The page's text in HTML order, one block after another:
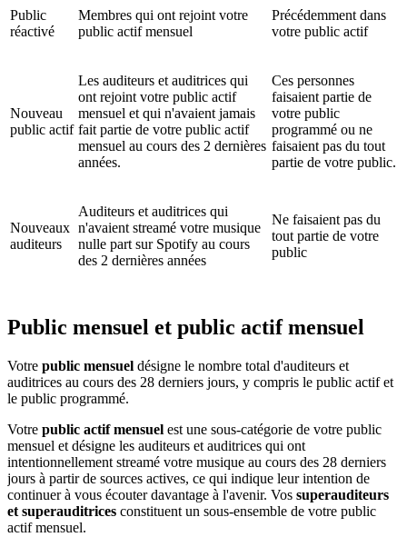
Public
réactivé
Membres qui ont rejoint votre
public actif mensuel
Précédemment dans
votre public actif
Nouveau
public actif
Les auditeurs et auditrices qui
ont rejoint votre public actif
mensuel et qui n'avaient jamais
fait partie de votre public actif
mensuel au cours des 2 dernières
années.
Ces personnes
faisaient partie de
votre public
programmé ou ne
faisaient pas du tout
partie de votre public.
Nouveaux
auditeurs
Auditeurs et auditrices qui
n'avaient streamé votre musique
nulle part sur Spotify au cours
des 2 dernières années
Ne faisaient pas du
tout partie de votre
public
Public mensuel et public actif mensuel
Votre public mensuel désigne le nombre total d'auditeurs et
auditrices au cours des 28 derniers jours, y compris le public actif et
le public programmé.
Votre public actif mensuel est une sous-catégorie de votre public
mensuel et désigne les auditeurs et auditrices qui ont
intentionnellement streamé votre musique au cours des 28 derniers
jours à partir de sources actives, ce qui indique leur intention de
continuer à vous écouter davantage à l'avenir. Vos superauditeurs
et superauditrices constituent un sous-ensemble de votre public
actif mensuel.